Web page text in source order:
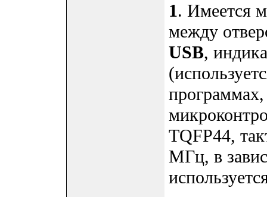
1. Имеется
между
USB,
TQFP44,
МГц, в